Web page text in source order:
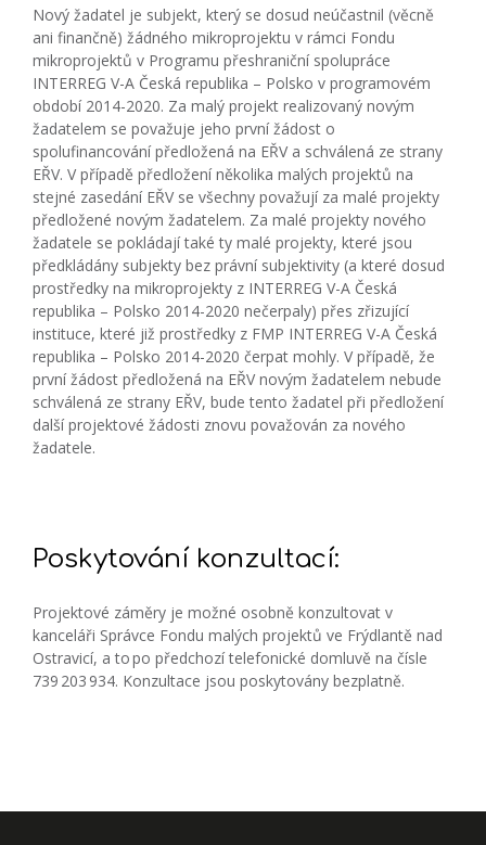
Nový žadatel je subjekt, který se dosud neúčastnil (věcně
ani finančně) žádného mikroprojektu v rámci Fondu
mikroprojektů v Programu přeshraniční spolupráce
INTERREG V-A Česká republika – Polsko v programovém
období 2014-2020. Za malý projekt realizovaný novým
žadatelem se považuje jeho první žádost o
spolufinancování předložená na EŘV a schválená ze strany
EŘV. V případě předložení několika malých projektů na
stejné zasedání EŘV se všechny považují za malé projekty
předložené novým žadatelem. Za malé projekty nového
žadatele se pokládají také ty malé projekty, které jsou
předkládány subjekty bez právní subjektivity (a které dosud
prostředky na mikroprojekty z INTERREG V-A Česká
republika – Polsko 2014-2020 nečerpaly) přes zřizující
instituce, které již prostředky z FMP INTERREG V-A Česká
republika – Polsko 2014-2020 čerpat mohly. V případě, že
první žádost předložená na EŘV novým žadatelem nebude
schválená ze strany EŘV, bude tento žadatel při předložení
další projektové žádosti znovu považován za nového
žadatele.
Poskytování konzultací:
Projektové záměry je možné osobně konzultovat v
kanceláři Správce Fondu malých projektů ve Frýdlantě nad
Ostravicí, a to po předchozí telefonické domluvě na čísle
739 203 934. Konzultace jsou poskytovány bezplatně.